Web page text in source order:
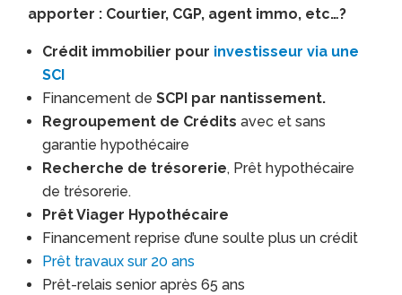
apporter : Courtier, CGP, agent immo, etc…?
Crédit immobilier pour investisseur via une
SCI
Financement deSCPI par nantissement.
Regroupement de Créditsavec et sans
garantie hypothécaire
Recherche de trésorerie, Prêt hypothécaire
de trésorerie.
Prêt Viager Hypothécaire
Financement reprise d’une soulte plus un crédit
Prêt travaux sur 20 ans
Prêt-relais senior après 65 ans